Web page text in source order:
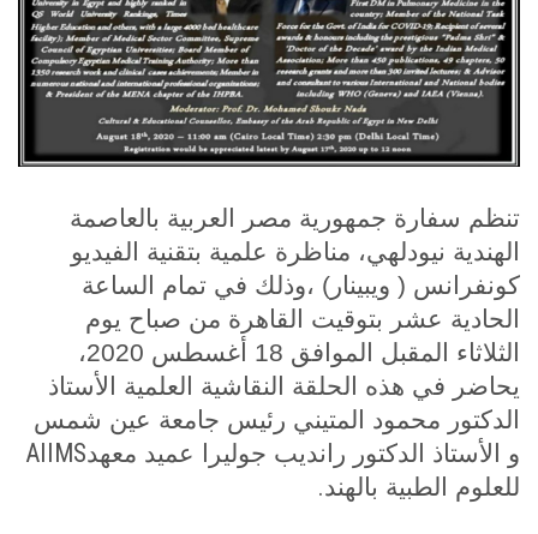
الدراسات العليا
الخريجين
الموظفون
الزائـرون
سجل الان
تنظم سفارة جمهورية مصر العربية بالعاصمة
الهندية نيودلهي، مناظرة علمية بتقنية الفيديو
كونفرانس ( ويبينار) ،وذلك في تمام الساعة
الحادية عشر بتوقيت القاهرة من صباح يوم
الثلاثاء المقبل الموافق 18 أغسطس 2020،
يحاضر في هذه الحلقة النقاشية العلمية الأستاذ
الدكتور محمود المتيني رئيس جامعة عين شمس
و الأستاذ الدكتور رانديب جوليرا عميد معهدAIIMS
للعلوم الطبية بالهند.